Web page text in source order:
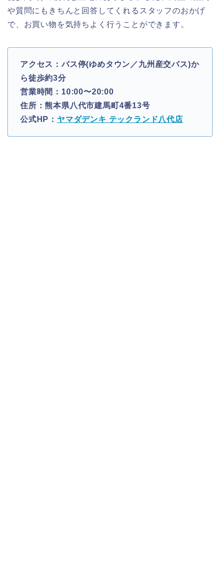
や質問にもきちんと回答してくれるスタッフのおかげ
で、お買い物を気持ちよく行うことができます。
アクセス：バス停(ゆめタウン／九州産交バス)か
ら徒歩約3分
営業時間：10:00〜20:00
住所：熊本県八代市建馬町4番13号
公式HP： ヤマダデンキ テックランド八代店